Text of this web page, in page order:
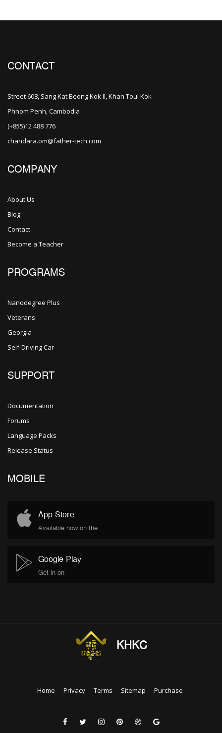
CONTACT
Street 608, Sang Kat Beong Kok II, Khan Toul Kok
Phnom Penh, Cambodia
(+855)12 488 776
chandara.om@father-tech.com
COMPANY
About Us
Blog
Contact
Become a Teacher
PROGRAMS
Nanodegree Plus
Veterans
Georgia
Self-Driving Car
SUPPORT
Documentation
Forums
Language Packs
Release Status
MOBILE
App Store
Available now on the
Google Play
Get in on
KHKC
Home Privacy Terms Sitemap Purchase